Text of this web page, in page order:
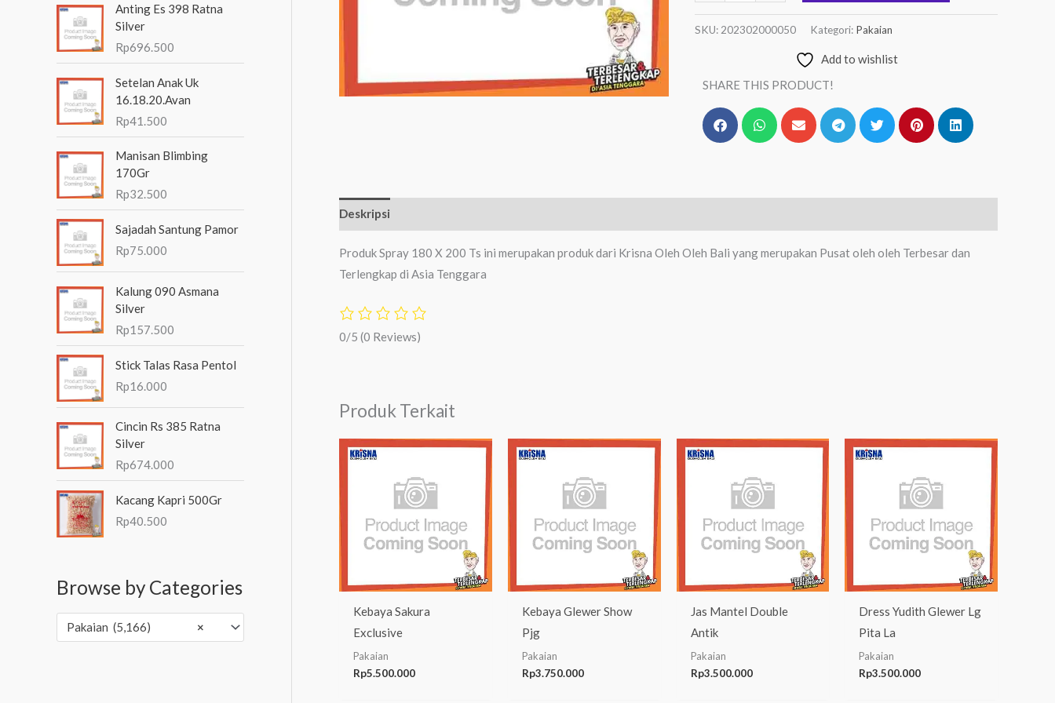
n
u
k
Anting Es 398 Ratna
Silver
Rp696.500
Setelan Anak Uk
16.18.20.Avan
Rp41.500
Manisan Blimbing
170Gr
Rp32.500
Sajadah Santung Pamor
Rp75.000
Kalung 090 Asmana
Silver
Rp157.500
Stick Talas Rasa Pentol
Rp16.000
Cincin Rs 385 Ratna
Silver
Rp674.000
Kacang Kapri 500Gr
Rp40.500
Browse by Categories
×
Pakaian (5,166)
SKU: 202302000050 Kategori: Pakaian
Add to wishlist
SHARE THIS PRODUCT!
Deskripsi
Produk Spray 180 X 200 Ts ini merupakan produk dari Krisna Oleh Oleh Bali yang merupakan Pusat oleh oleh Terbesar dan
Terlengkap di Asia Tenggara
0/5 (0 Reviews)
Produk Terkait
Kebaya Sakura
Exclusive
Pakaian
Rp5.500.000
Kebaya Glewer Show
Pjg
Pakaian
Rp3.750.000
Jas Mantel Double
Antik
Pakaian
Rp3.500.000
Dress Yudith Glewer Lg
Pita La
Pakaian
Rp3.500.000